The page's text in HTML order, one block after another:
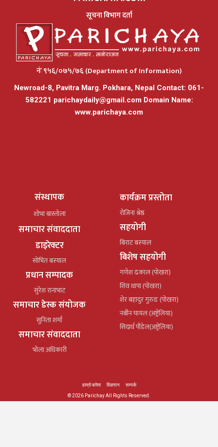
सूचना विभाग दर्ता
नंः ९५६/०७५/७६ (Department of Information)
Newroad-8, Pavitra Marg. Pokhara, Nepal Contact: 061-
582221 parichaydaily@gmail.comDomain Name:
www.parichaya.com
संस्थापक
शोभा बास्तोला
समाचार संवाददाता
डाइरेक्टर
सोभित बस्याल
प्रधान सम्पादक
सुरेश रानाभाट
समाचार डेस्क संयोजक
सुनिता शर्मा
समाचार संवाददाता
भोला अधिकारी
कार्यक्रम प्रस्तोता
रोजिना श्रेष्ठ
सहयोगी
बिराट बस्याल
बिशेष सहयोगी
गणेश ढकाल (पोखरा)
शिव थापा (पोखरा)
शेर बहादुर गुरुङ (पोखरा)
नबीन घायल (अष्ट्रेलिया)
सिदार्थ पौडेल(अष्ट्रेलिया)
हाम्रो बारेमा विज्ञापन
सम्पर्क
© 2026 Parichay All Rights Reserved.